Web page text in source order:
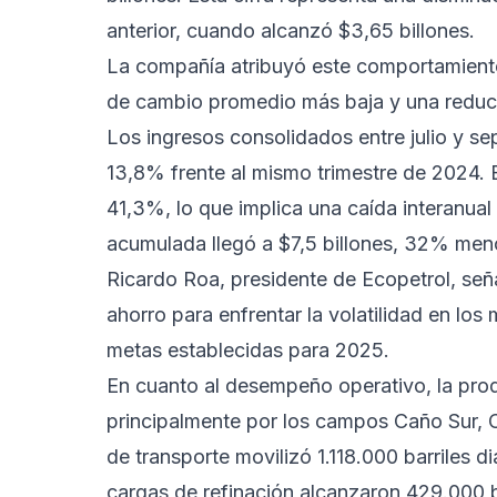
anterior, cuando alcanzó $3,65 billones.
La compañía atribuyó este
de cambio promedio más baja y una
Los ingresos consolidados entre julio y
13,8% frente al mismo trimestre de 2024.
41,3%, lo que implica una caída
acumulada llegó a $7,5 billones, 32%
Ricardo Roa, presidente de Ecopetrol,
ahorro para enfrentar la volatilidad en los
metas establecidas para 2025.
En cuanto al desempeño operativo, la
principalmente por los campos Caño Sur,
de transporte movilizó 1.118.000 barriles
cargas de refinación alcanzaron 429.000